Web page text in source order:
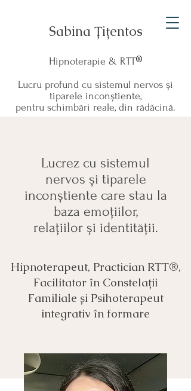
Sabina Țițentos
Hipnoterapie & RTT®
Lucru profund cu sistemul nervos și
tiparele inconștiente,
pentru schimbări reale, din rădăcină.
Lucrez cu sistemul
nervos și tiparele
inconștiente care stau la
baza emoțiilor,
relațiilorși identității.
Hipnoterapeut, Practician RTT®,
Facilitator în Constelații
Familiale și Psihoterapeut
integrativ în formare